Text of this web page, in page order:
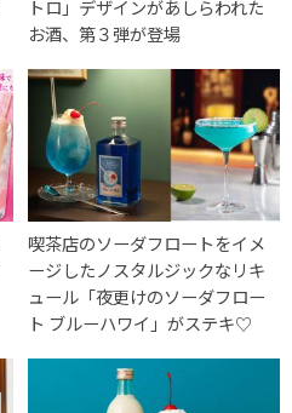
トロ」デザインがあしらわれた
お酒、第３弾が登場
喫茶店のソーダフロートをイメ
ージしたノスタルジックなリキ
ュール「夜更けのソーダフロー
ト ブルーハワイ」がステキ♡